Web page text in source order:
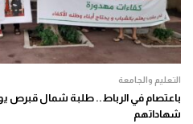
التعليم والجامعة
باعتصام في الرباط.. طلبة شمال قبرص
شهاداتهم